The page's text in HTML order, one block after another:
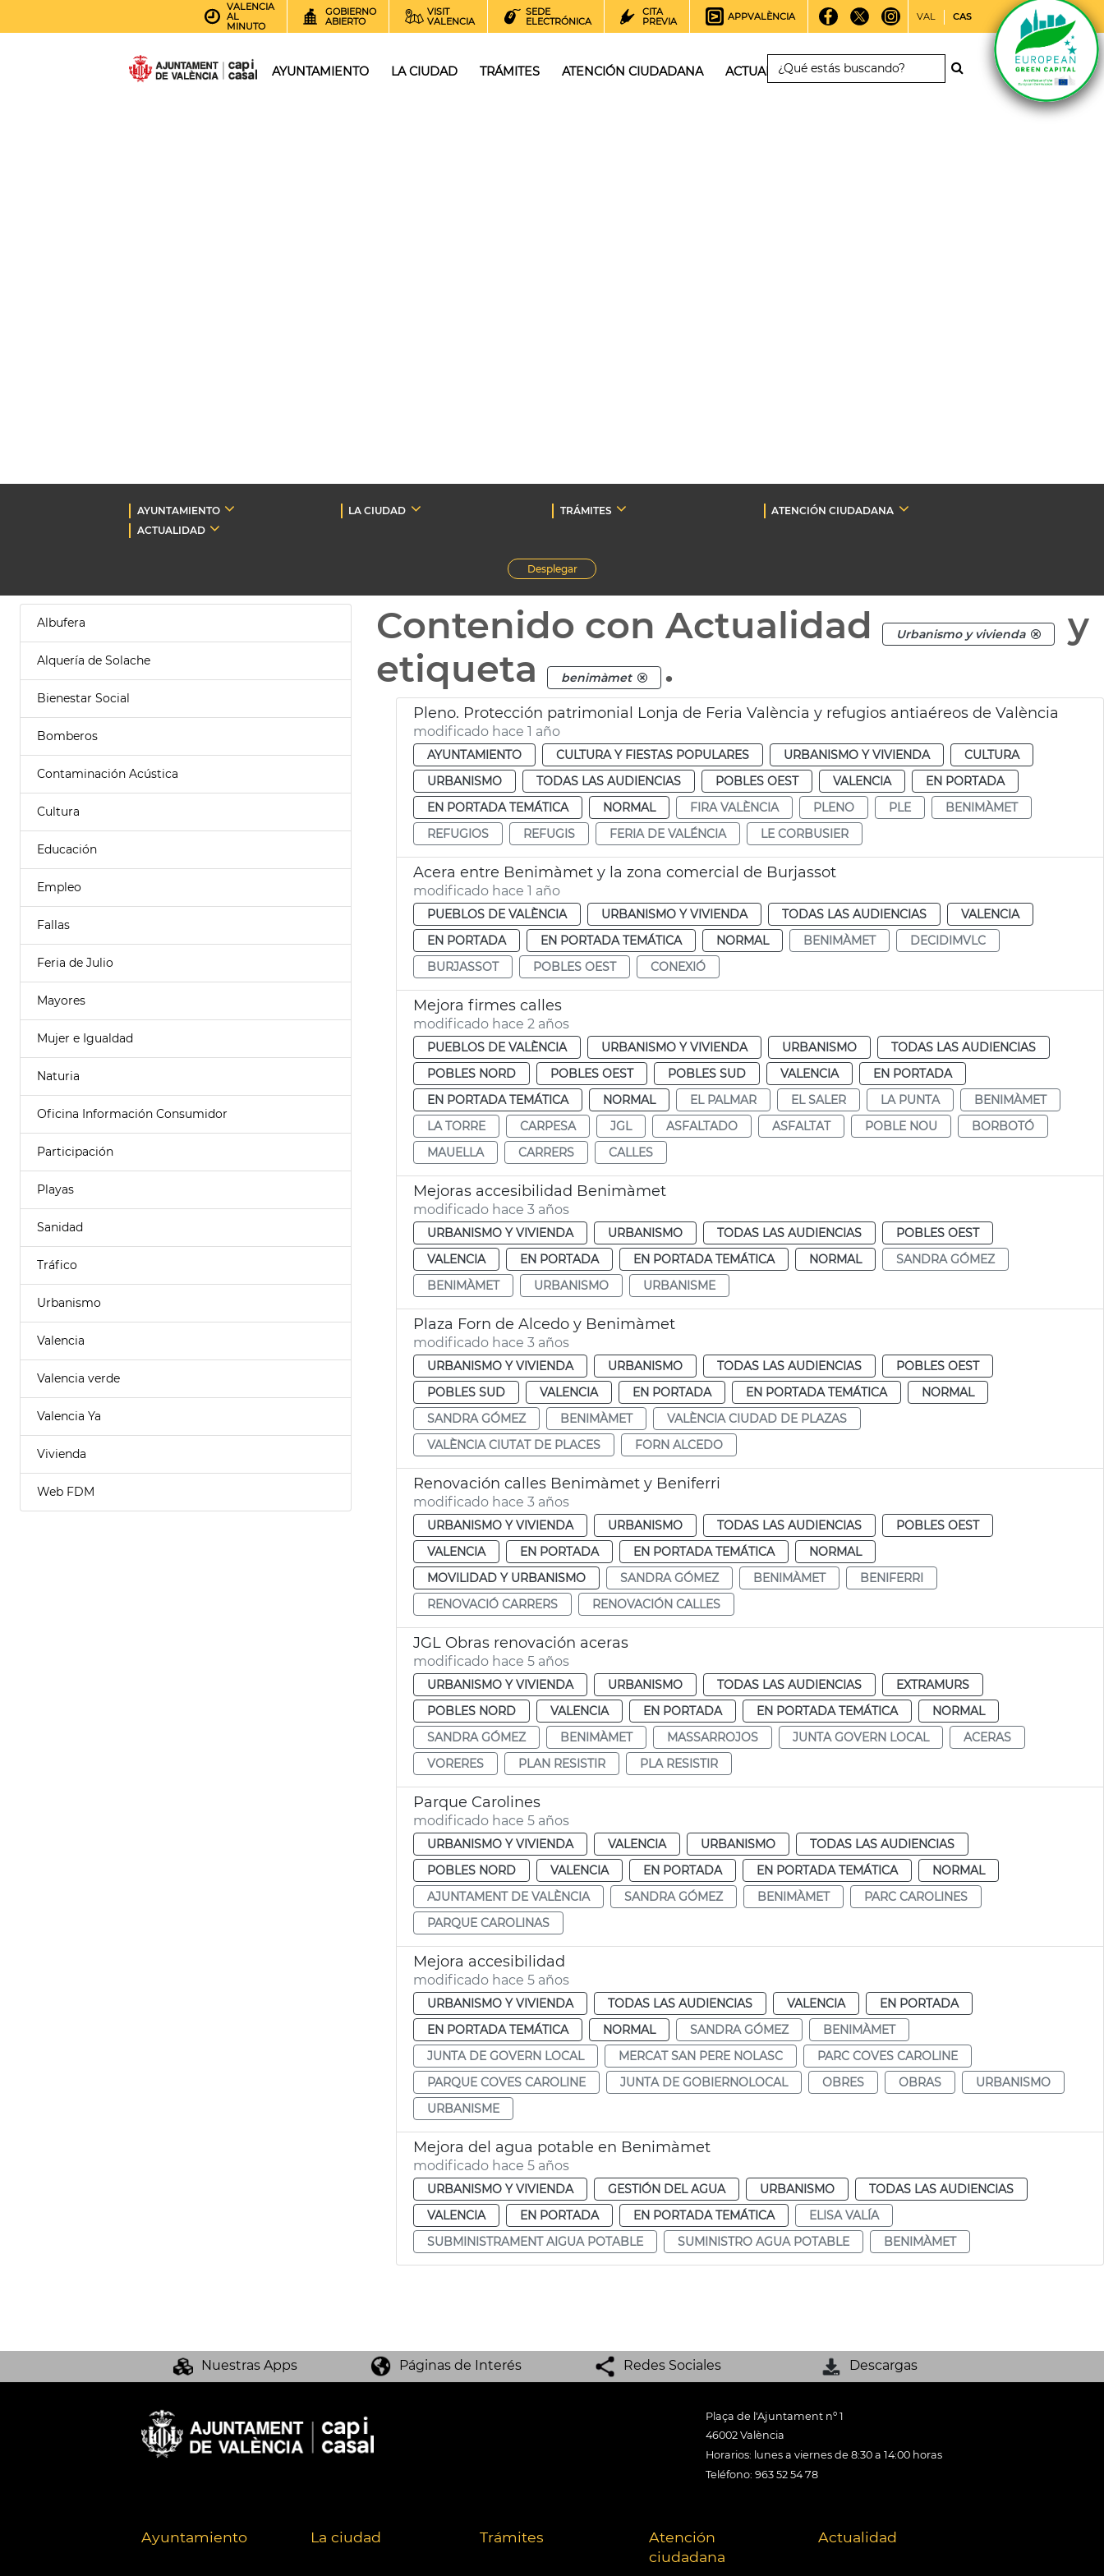
VALENCIA
AL
MINUTO
GOBIERNO
ABIERTO
VISIT
VALENCIA
SEDE
ELECTRÓNICA
CITA
PREVIA
APPVALÈNCIA VAL CAS
AYUNTAMIENTO LA CIUDAD TRÁMITES ATENCIÓN CIUDADANA ACTUALIDAD
AYUNTAMIENTO LA CIUDAD TRÁMITES
ATENCIÓN CIUDADANA
ACTUALIDAD
Desplegar
Albufera
Alquería de Solache
Bienestar Social
Bomberos
Contaminación Acústica
Cultura
Educación
Empleo
Fallas
Feria de Julio
Mayores
Mujer e Igualdad
Naturia
Oficina Información Consumidor
Participación
Playas
Sanidad
Tráfico
Urbanismo
Valencia
Valencia verde
Valencia Ya
Vivienda
Web FDM
Contenido con Actualidad Urbanismo y vivienda
y
etiqueta
benimàmet .
Pleno. Protección patrimonial Lonja de Feria València y refugios antiaéreos de València
modificado hace 1 año
AYUNTAMIENTO CULTURA Y FIESTAS POPULARES URBANISMO Y VIVIENDA
CULTURA
URBANISMO
TODAS LAS AUDIENCIAS POBLES OEST VALENCIA
EN PORTADA
EN PORTADA TEMÁTICA
NORMAL FIRA VALÈNCIA PLENO PLE
BENIMÀMET
REFUGIOS
REFUGIS FERIA DE VALÉNCIA LE CORBUSIER
Acera entre Benimàmet y la zona comercial de Burjassot
modificado hace 1 año
PUEBLOS DE VALÈNCIA URBANISMO Y VIVIENDA TODAS LAS AUDIENCIAS
VALENCIA
EN PORTADA
EN PORTADA TEMÁTICA NORMAL BENIMÀMET
DECIDIMVLC
BURJASSOT
POBLES OEST CONEXIÓ
Mejora firmes calles
modificado hace 2 años
PUEBLOS DE VALÈNCIA URBANISMO Y VIVIENDA URBANISMO
TODAS LAS AUDIENCIAS
POBLES NORD
POBLES OEST POBLES SUD VALENCIA
EN PORTADA
EN PORTADA TEMÁTICA
NORMAL EL PALMAR EL SALER LA PUNTA
BENIMÀMET
LA TORRE
CARPESA JGL ASFALTADO ASFALTAT POBLE NOU
BORBOTÓ
MAUELLA
CARRERS CALLES
Mejoras accesibilidad Benimàmet
modificado hace 3 años
URBANISMO Y VIVIENDA URBANISMO TODAS LAS AUDIENCIAS
POBLES OEST
VALENCIA
EN PORTADA EN PORTADA TEMÁTICA NORMAL
SANDRA GÓMEZ
BENIMÀMET
URBANISMO URBANISME
Plaza Forn de Alcedo y Benimàmet
modificado hace 3 años
URBANISMO Y VIVIENDA URBANISMO TODAS LAS AUDIENCIAS
POBLES OEST
POBLES SUD
VALENCIA EN PORTADA EN PORTADA TEMÁTICA
NORMAL
SANDRA GÓMEZ
BENIMÀMET
VALÈNCIA CIUDAD DE PLAZAS
VALÈNCIA CIUTAT DE PLACES
FORN ALCEDO
Renovación calles Benimàmet y Beniferri
modificado hace 3 años
URBANISMO Y VIVIENDA URBANISMO TODAS LAS AUDIENCIAS
POBLES OEST
VALENCIA
EN PORTADA EN PORTADA TEMÁTICA
NORMAL
MOVILIDAD Y URBANISMO
SANDRA GÓMEZ BENIMÀMET
BENIFERRI
RENOVACIÓ CARRERS
RENOVACIÓN CALLES
JGL Obras renovación aceras
modificado hace 5 años
URBANISMO Y VIVIENDA URBANISMO TODAS LAS AUDIENCIAS
EXTRAMURS
POBLES NORD
VALENCIA EN PORTADA EN PORTADA TEMÁTICA
NORMAL
SANDRA GÓMEZ
BENIMÀMET MASSARROJOS JUNTA GOVERN LOCAL
ACERAS
VORERES
PLAN RESISTIR PLA RESISTIR
Parque Carolines
modificado hace 5 años
URBANISMO Y VIVIENDA VALENCIA URBANISMO
TODAS LAS AUDIENCIAS
POBLES NORD
VALENCIA EN PORTADA EN PORTADA TEMÁTICA
NORMAL
AJUNTAMENT DE VALÈNCIA
SANDRA GÓMEZ BENIMÀMET
PARC CAROLINES
PARQUE CAROLINAS
Mejora accesibilidad
modificado hace 5 años
URBANISMO Y VIVIENDA TODAS LAS AUDIENCIAS VALENCIA
EN PORTADA
EN PORTADA TEMÁTICA
NORMAL SANDRA GÓMEZ
BENIMÀMET
JUNTA DE GOVERN LOCAL
MERCAT SAN PERE NOLASC
PARC COVES CAROLINE
PARQUE COVES CAROLINE
JUNTA DE GOBIERNOLOCAL OBRES OBRAS
URBANISMO
URBANISME
Mejora del agua potable en Benimàmet
modificado hace 5 años
URBANISMO Y VIVIENDA GESTIÓN DEL AGUA URBANISMO
TODAS LAS AUDIENCIAS
VALENCIA
EN PORTADA EN PORTADA TEMÁTICA
ELISA VALÍA
SUBMINISTRAMENT AIGUA POTABLE
SUMINISTRO AGUA POTABLE BENIMÀMET
Nuestras Apps Páginas de Interés Redes Sociales Descargas
Plaça de l'Ajuntament nº 1
46002 València
Horarios: lunes a viernes de 8:30 a 14:00 horas
Teléfono: 963 52 54 78
Ayuntamiento La ciudad Trámites
Atención
ciudadana
Actualidad